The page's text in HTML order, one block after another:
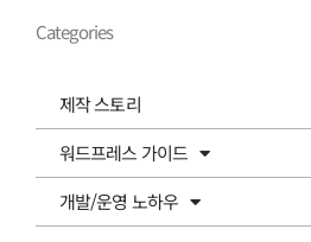
Categories
제작 스토리
워드프레스 가이드
개발/운영 노하우